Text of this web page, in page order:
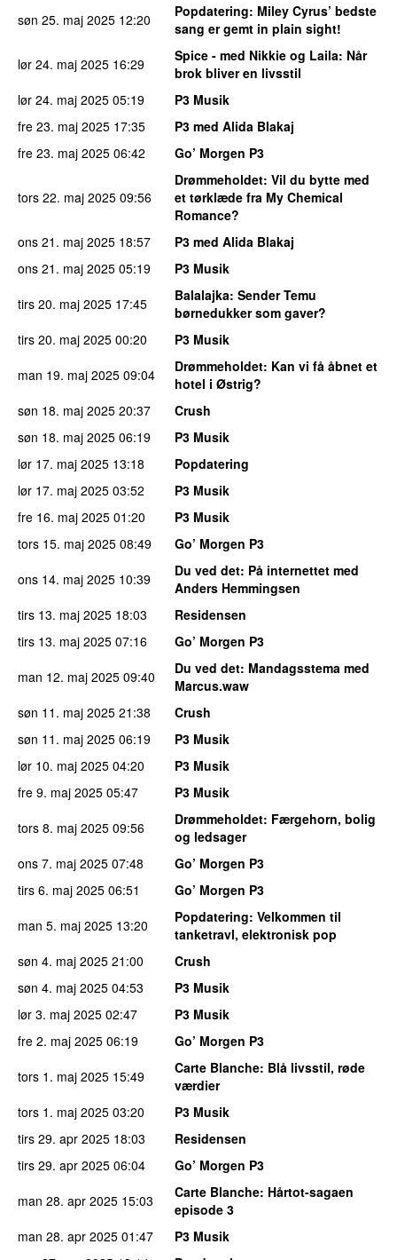
søn 25. maj 2025 12:20 Popdatering: Miley Cyrus’ bedste
sang er gemt in plain sight!
lør 24. maj 2025 16:29 Spice - med Nikkie og Laila: Når
brok bliver en livsstil
lør 24. maj 2025 05:19
P3 Musik
fre 23. maj 2025 17:35
P3 med Alida Blakaj
fre 23. maj 2025 06:42 Go’ Morgen P3
tors 22. maj 2025 09:56
Drømmeholdet: Vil du bytte med
et tørklæde fra My Chemical
Romance?
ons 21. maj 2025 18:57
P3 med Alida Blakaj
ons 21. maj 2025 05:19
P3 Musik
tirs 20. maj 2025 17:45 Balalajka: Sender Temu
børnedukker som gaver?
tirs 20. maj 2025 00:20
P3 Musik
man 19. maj 2025 09:04 Drømmeholdet: Kan vi få åbnet et
hotel i Østrig?
søn 18. maj 2025 20:37
Crush
søn 18. maj 2025 06:19
P3 Musik
lør 17. maj 2025 13:18
Popdatering
lør 17. maj 2025 03:52
P3 Musik
fre 16. maj 2025 01:20
P3 Musik
tors 15. maj 2025 08:49
Go’ Morgen P3
ons 14. maj 2025 10:39 Du ved det: På internettet med
Anders Hemmingsen
tirs 13. maj 2025 18:03
Residensen
tirs 13. maj 2025 07:16
Go’ Morgen P3
man 12. maj 2025 09:40 Du ved det: Mandagsstema med
Marcus.waw
søn 11. maj 2025 21:38
Crush
søn 11. maj 2025 06:19
P3 Musik
lør 10. maj 2025 04:20
P3 Musik
fre 9. maj 2025 05:47
P3 Musik
tors 8. maj 2025 09:56 Drømmeholdet: Færgehorn, bolig
og ledsager
ons 7. maj 2025 07:48
Go’ Morgen P3
tirs 6. maj 2025 06:51
Go’ Morgen P3
man 5. maj 2025 13:20 Popdatering: Velkommen til
tanketravl, elektronisk pop
søn 4. maj 2025 21:00
Crush
søn 4. maj 2025 04:53
P3 Musik
lør 3. maj 2025 02:47
P3 Musik
fre 2. maj 2025 06:19
Go’ Morgen P3
tors 1. maj 2025 15:49 Carte Blanche: Blå livsstil, røde
værdier
tors 1. maj 2025 03:20
P3 Musik
tirs 29. apr 2025 18:03
Residensen
tirs 29. apr 2025 06:04
Go’ Morgen P3
man 28. apr 2025 15:03 Carte Blanche: Hårtot-sagaen
episode 3
man 28. apr 2025 01:47
P3 Musik